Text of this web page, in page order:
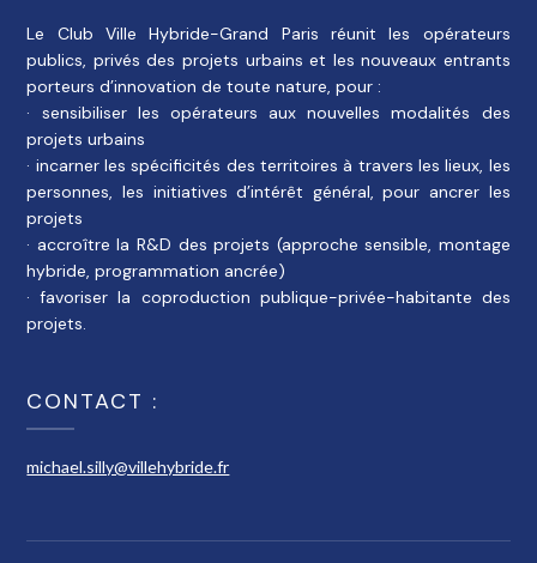
Le Club Ville Hybride-Grand Paris réunit les opérateurs
publics, privés des projets urbains et les nouveaux entrants
porteurs d’innovation de toute nature, pour :
· sensibiliser les opérateurs aux nouvelles modalités des
projets urbains
· incarner les spécificités des territoires à travers les lieux, les
personnes, les initiatives d’intérêt général, pour ancrer les
projets
· accroître la R&D des projets (approche sensible, montage
hybride, programmation ancrée)
· favoriser la coproduction publique-privée-habitante des
projets.
CONTACT :
michael.silly@villehybride.fr